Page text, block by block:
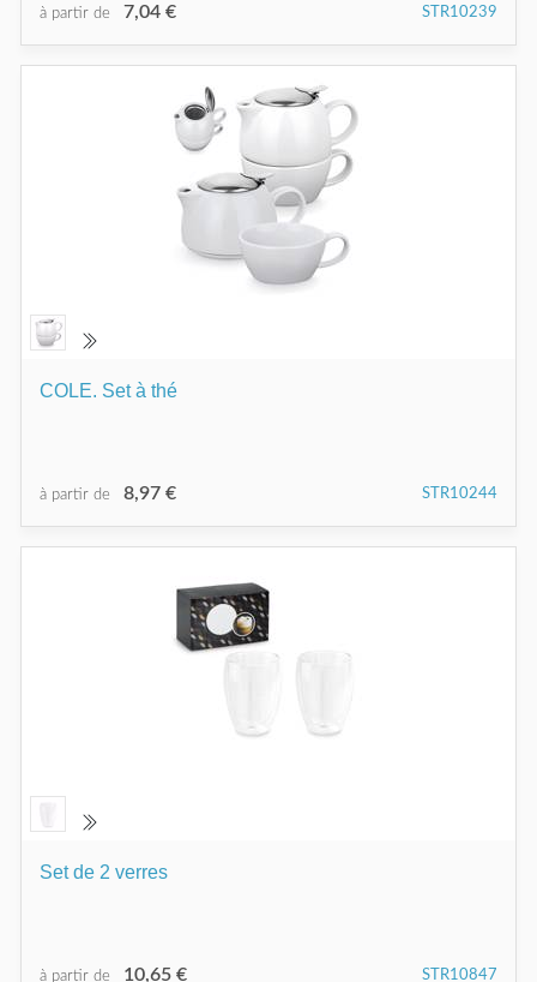
à partir de 7,04 € STR10239
COLE. Set à thé
à partir de 8,97 € STR10244
Set de 2 verres
à partir de 10,65 € STR10847